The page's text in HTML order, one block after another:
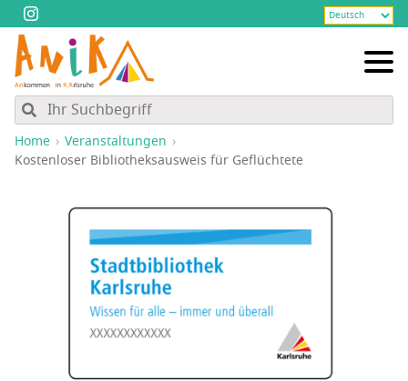
Home
Veranstaltungen
Kos­ten­lo­ser Biblio­theks­aus­weis für Geflüchtete